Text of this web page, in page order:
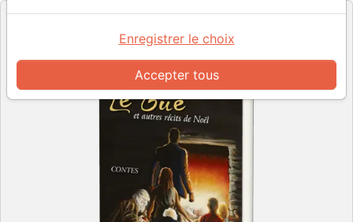
Accepter tous
Enregistrer le choix